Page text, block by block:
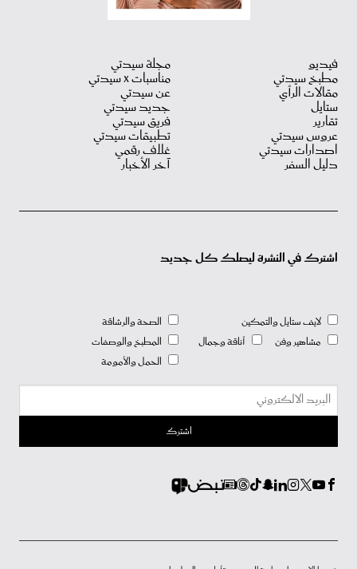
فيديو
مطبخ سيدتي
مقالات الرأي
ستايل
تقارير
عروس سيدتي
اصدارات سيدتي
دليل السفر
مجلة سيدتي
مناسبات X سيدتي
عن سيدتي
جديد سيدتي
فريق سيدتي
تطبيقات سيدتي
غلاف رقمي
آخر الأخبار
اشترك في النشرة ليصلك كل جديد
لايف ستايل والتمكين
مشاهير وفن
أناقة وجمال
الصحة والرشاقة
المطبخ والوصفات
الحمل والأمومة